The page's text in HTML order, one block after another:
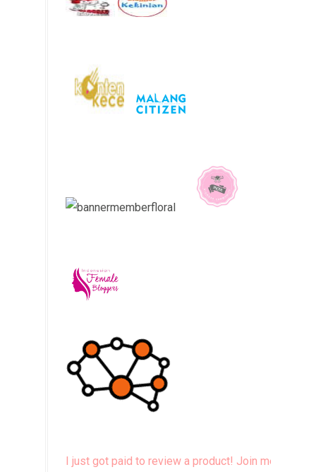
I just got paid to review a product! Join me